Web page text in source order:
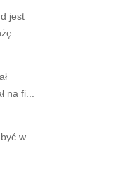
jest
...
na fi...
w